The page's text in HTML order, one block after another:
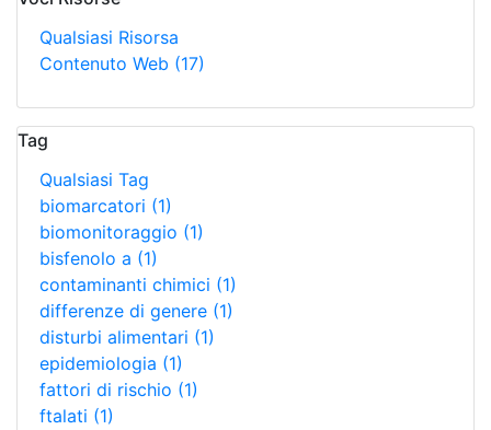
Qualsiasi Risorsa
Contenuto Web (17)
Tag
Qualsiasi Tag
biomarcatori (1)
biomonitoraggio (1)
bisfenolo a (1)
contaminanti chimici (1)
differenze di genere (1)
disturbi alimentari (1)
epidemiologia (1)
fattori di rischio (1)
ftalati (1)